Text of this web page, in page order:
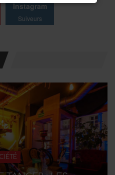
Instagram
Suiveurs